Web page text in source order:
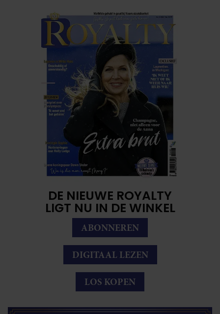
DE NIEUWE ROYALTY
LIGT NU IN DE WINKEL
ABONNEREN
DIGITAAL LEZEN
LOS KOPEN